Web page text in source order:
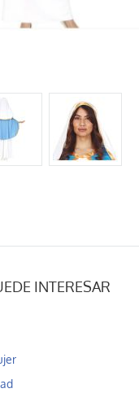
INTERESAR